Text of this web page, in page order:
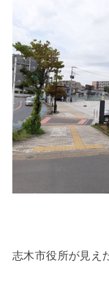
志木市役所が見え